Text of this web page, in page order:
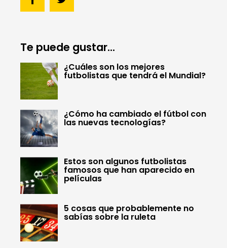
Te puede gustar...
¿Cuáles son los mejores
futbolistas que tendrá el Mundial?
¿Cómo ha cambiado el fútbol con
las nuevas tecnologías?
Estos son algunos futbolistas
famosos que han aparecido en
películas
5 cosas que probablemente no
sabías sobre la ruleta